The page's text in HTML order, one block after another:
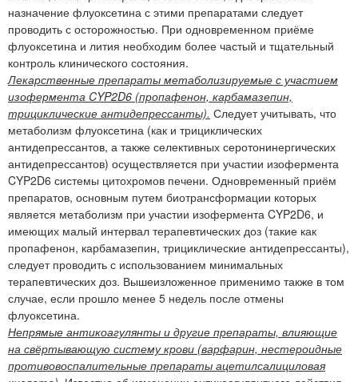
назначение флуоксетина с этими препаратами следует
проводить с осторожностью. При одновременном приёме
флуоксетина и лития необходим более частый и тщательный
контроль клинического состояния.
Лекарственные препараты метаболизируемые с участием
изофермента CYP2D6 (пропафенон, карбамазепин,
трициклические антидепрессанты). Следует учитывать, что
метаболизм флуоксетина (как и трициклических
антидепрессантов, а также селективных серотонинергических
антидепрессантов) осуществляется при участии изофермента
CYP2D6 системы цитохромов печени. Одновременный приём
препаратов, основным путем биотрансформации которых
является метаболизм при участии изофермента CYP2D6, и
имеющих малый интервал терапевтических доз (такие как
пропафенон, карбамазепин, трициклические антидепрессанты),
следует проводить с использованием минимальных
терапевтических доз. Вышеизложенное применимо также в том
случае, если прошло менее 5 недель после отмены
флуоксетина.
Непрямые антикоагулянты и другие препараты, влияющие
на свёртывающую систему крови (варфарин, нестероидные
противовоспалительные препараты ацетилсалициловая